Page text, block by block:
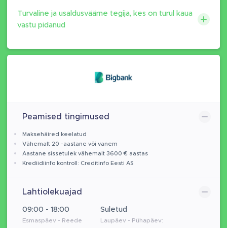
Turvaline ja usaldusväärne tegija, kes on turul kaua
vastu pidanud
Peamised tingimused
Maksehäired keelatud
Vähemalt 20 -aastane või vanem
Aastane sissetulek vähemalt 3600 € aastas
Krediidiinfo kontroll: Creditinfo Eesti AS
Lahtiolekuajad
09:00 - 18:00
Esmaspäev - Reede
Suletud
Laupäev - Pühapäev: